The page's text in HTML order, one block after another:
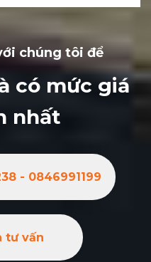
chúng tôi để
có mức giá
nhất
- 0846991199
tư vấn